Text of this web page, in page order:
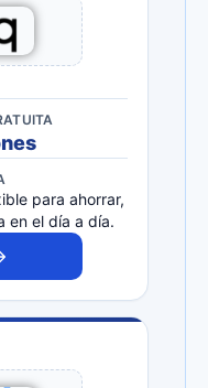
para ahorrar,
en el día a día.